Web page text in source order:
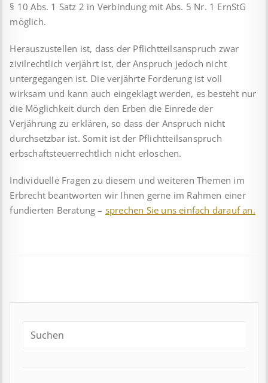
§ 10 Abs. 1 Satz 2 in Ver­bindung mit Abs. 5 Nr. 1 ErnStG
möglich.
Herauszustellen ist, dass der Pflichtteilsanspruch zwar
zivil­rechtlich verjährt ist, der Anspruch jedoch nicht
untergegangen ist. Die verjährte Forderung ist voll
wirksam und kann auch eingeklagt werden, es besteht nur
die Möglichkeit durch den Erben die Einrede der
Verjährung zu erklären, so dass der Anspruch nicht
durchsetzbar ist. Somit ist der Pflicht­teils­anspruch
erbschaftsteuerrechtlich nicht erloschen.
Individuelle Fragen zu diesem und weiteren Themen im
Erbrecht beantworten wir Ihnen gerne im Rahmen einer
fundierten Beratung – sprechen Sie uns einfach darauf an.